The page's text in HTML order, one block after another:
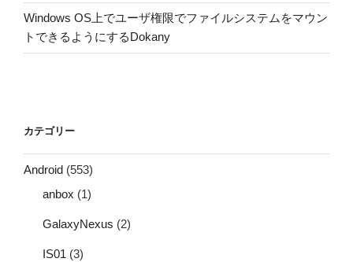
Windows OS上でユーザ権限でファイルシステムをマウン
トできるようにするDokany
カテゴリー
Android (553)
anbox (1)
GalaxyNexus (2)
IS01 (3)